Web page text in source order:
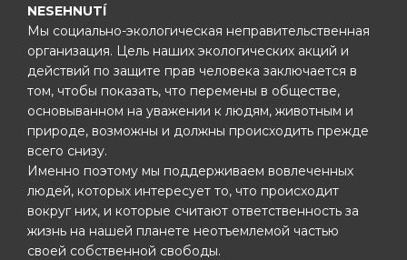
NESEHNUTÍ
Мы социально-экологическая неправительственная
организация. Цель наших экологических акций и
действий по защите прав человека заключается в
том, чтобы показать, что перемены в обществе,
основыванном на уважении к людям, животным и
природе, возможны и должны происходить прежде
всего снизу.
Именно поэтому мы поддерживаем вовлеченных
людей, которых интересует то, что происходит
вокруг них, и которые считают ответственность за
жизнь на нашей планете неотъемлемой частью
своей собственной свободы.